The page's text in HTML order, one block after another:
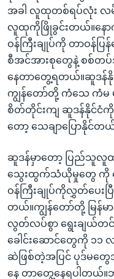
အခါ လူထုတစ်ရပ်လုံး လ
လူထုကိုဖြိုခွင်းတယ်။နေ
ဝန်ကြီးချုပ်ကို တာဝန်ပြ
စီအင်အားစုတွေနဲ့ စစ်တပ်
နေတာတွေ့ရတယ်။ဆူဒန်နို
ကျွန်တော်တို့ ကံသေ ကံမ မ
စိတ်တိုင်းကျ ဆူဒန်နိုင်ငံ
တော့ သေချာပြောနိုင်တ
ဆူဒန်မှာတော့ ပြည်သူလူ
သွေးထွက်သံယိုမှုတွေ ကို ရှေ
ဝန်ကြီးချုပ်ကိုလွှတ်ပေးပ
တယ်။ကျွန်တော်တို့ မြန်မ
လွတ်လပ်စွာ ရွေးချယ်တ
ခေါင်းဆောင်တွေကို ၁
ဆဲဖြစ်တဲ့အပြင် ပုဒ်မတွေ
နေ တာတွေ့နေရပါတယ်